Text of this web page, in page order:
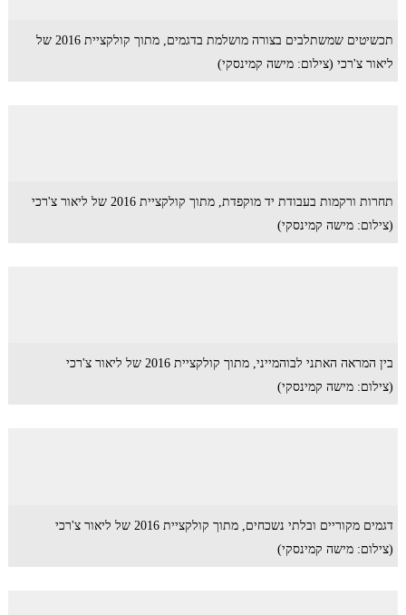
תכשיטים שמשתלבים בצורה מושלמת בדגמים, מתוך קולקציית 2016 של
ליאור צ'רכי (צילום: מישה קמינסקי)
תחרות ורקמות בעבודת יד מוקפדת, מתוך קולקציית 2016 של ליאור צ'רכי
(צילום: מישה קמינסקי)
בין המראה האתני לבוהמייני, מתוך קולקציית 2016 של ליאור צ'רכי
(צילום: מישה קמינסקי)
דגמים מקוריים ובלתי נשכחים, מתוך קולקציית 2016 של ליאור צ'רכי
(צילום: מישה קמינסקי)